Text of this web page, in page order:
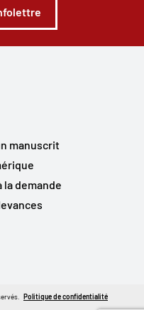
manuscrit
la demande
Politique de confidentialité